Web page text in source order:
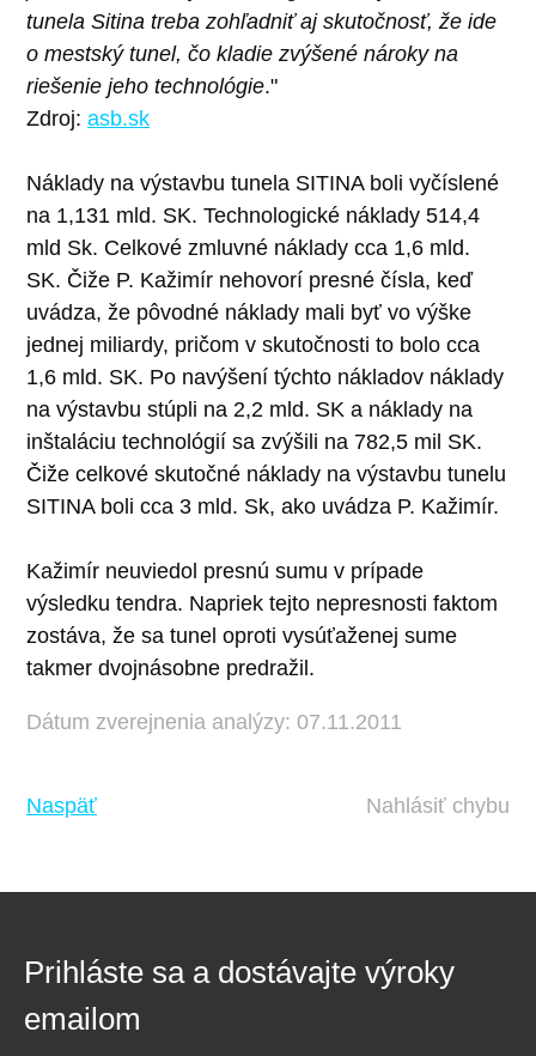
tunela Sitina treba zohľadniť aj skutočnosť, že ide
o mestský tunel, čo kladie zvýšené nároky na
riešenie jeho technológie."
Zdroj: asb.sk
Náklady na výstavbu tunela SITINA boli vyčíslené
na 1,131 mld. SK. Technologické náklady 514,4
mld Sk. Celkové zmluvné náklady cca 1,6 mld.
SK. Čiže P. Kažimír nehovorí presné čísla, keď
uvádza, že pôvodné náklady mali byť vo výške
jednej miliardy, pričom v skutočnosti to bolo cca
1,6 mld. SK. Po navýšení týchto nákladov náklady
na výstavbu stúpli na 2,2 mld. SK a náklady na
inštaláciu technológií sa zvýšili na 782,5 mil SK.
Čiže celkové skutočné náklady na výstavbu tunelu
SITINA boli cca 3 mld. Sk, ako uvádza P. Kažimír.
Kažimír neuviedol presnú sumu v prípade
výsledku tendra. Napriek tejto nepresnosti faktom
zostáva, že sa tunel oproti vysúťaženej sume
takmer dvojnásobne predražil.
Dátum zverejnenia analýzy: 07.11.2011
Naspäť Nahlásiť chybu
Prihláste sa a dostávajte výroky
emailom